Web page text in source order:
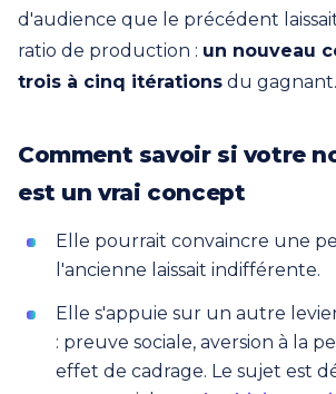
d'audience que le précédent
ratio de production : un nouveau
trois à cinq itérations du gagnant.
Comment savoir si votre
est un vrai concept
Elle pourrait convaincre une
l'ancienne laissait indifférente.
Elle s'appuie sur un autre
: preuve sociale, aversion à la
effet de cadrage. Le sujet est